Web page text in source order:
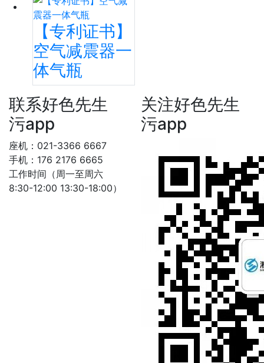
【专利证书】
空气减震器一
体气瓶
联系好色先生
污app
座机：021-3366 6667
手机：176 2176 6665
工作时间（周一至周六
8:30-12:00 13:30-18:00）
关注好色先生
污app